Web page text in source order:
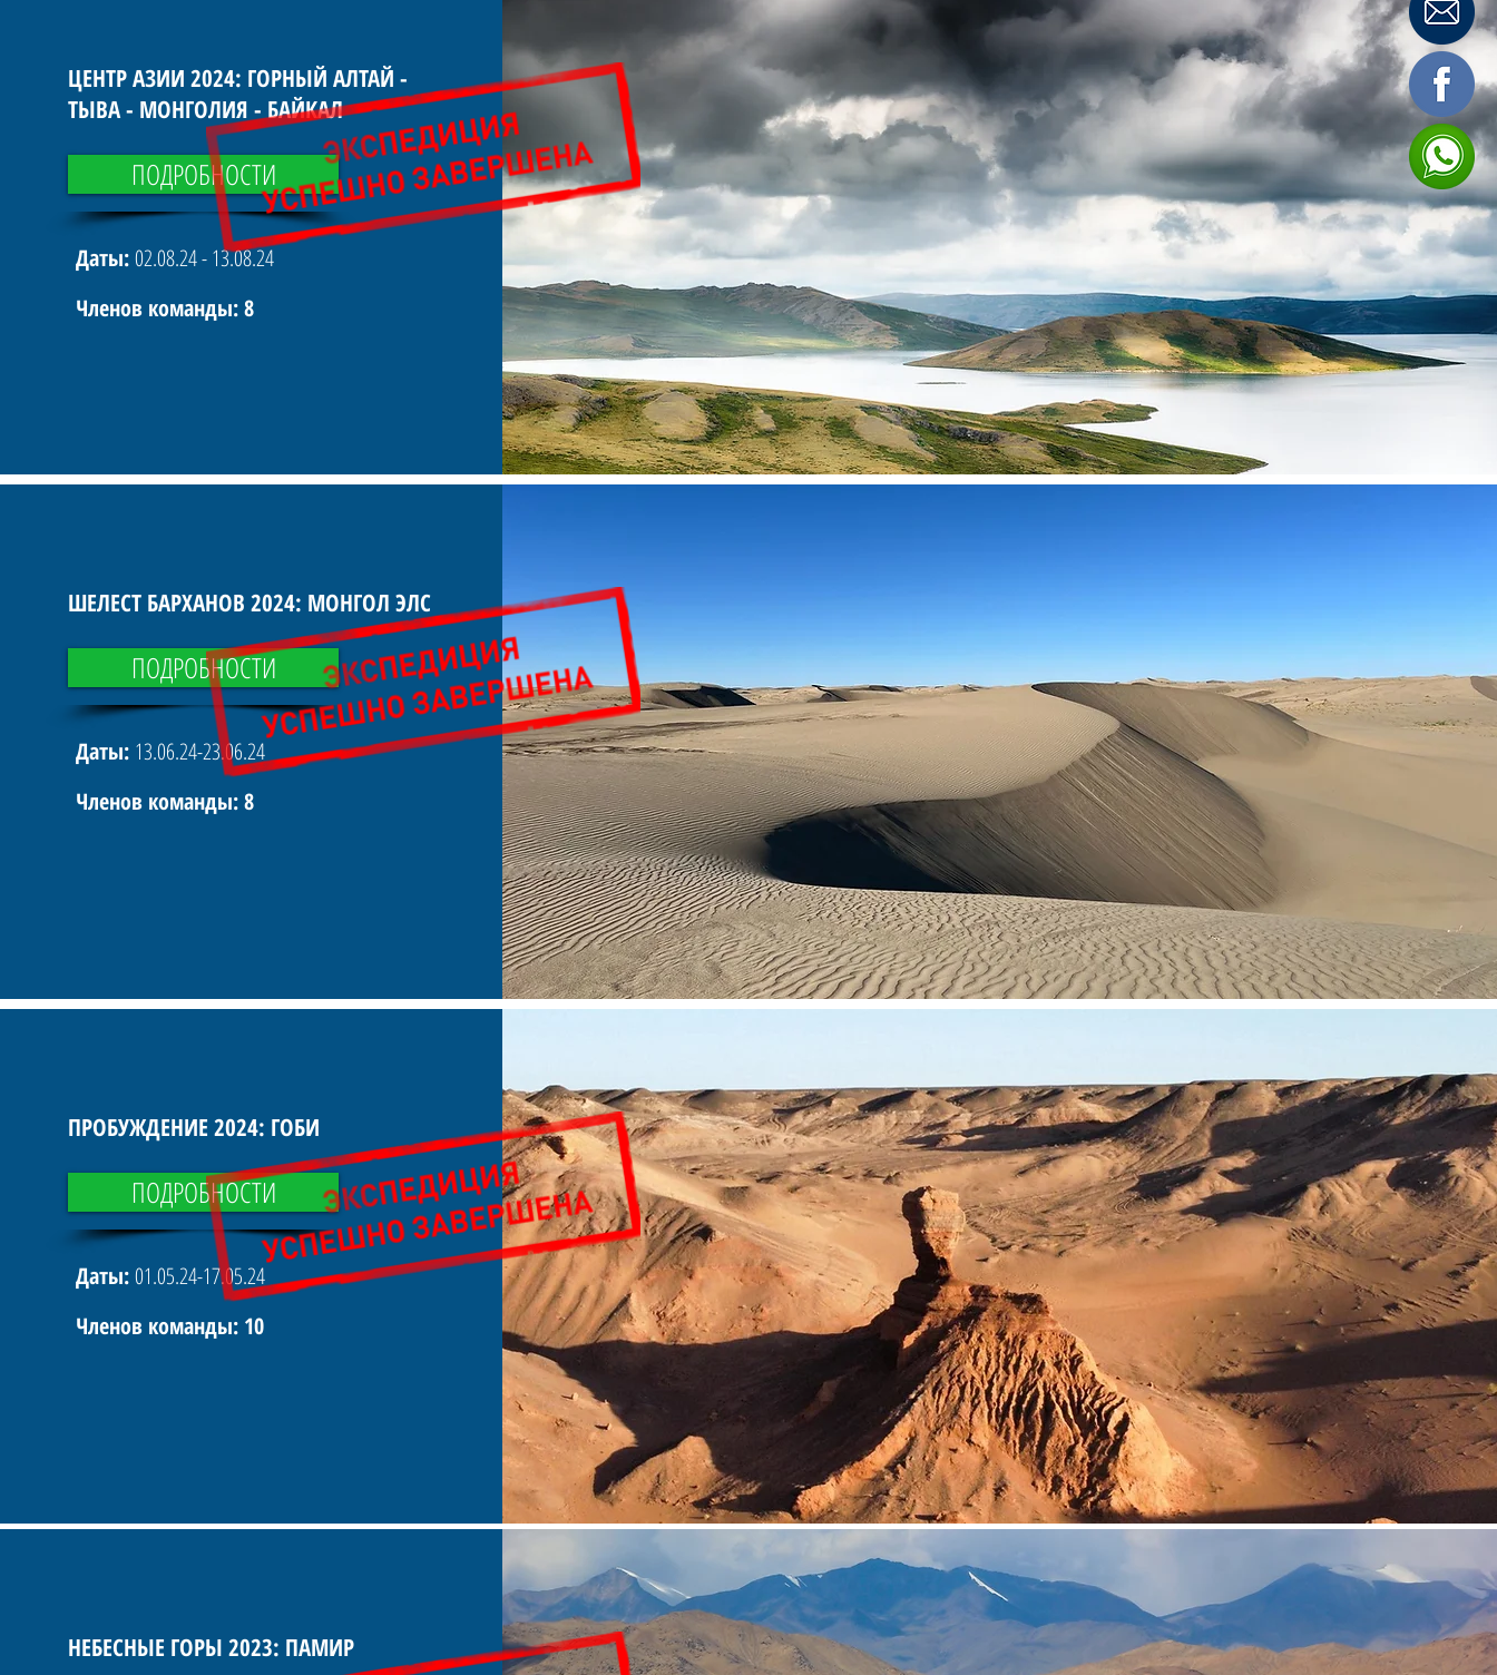
ЦЕНТР АЗИИ 2024: ГОРНЫЙ АЛТАЙ -
ТЫВА - МОНГОЛИЯ - БАЙКАЛ
ПОДРОБНОСТИ
Даты:02.08.24 - 13.08.24
Членов команды: 8
ШЕЛЕСТ БАРХАНОВ 2024: МОНГОЛ ЭЛС
ПОДРОБНОСТИ
Даты: 13.06.24-23.06.24
Членов команды: 8
ПРОБУЖДЕНИЕ 2024: ГОБИ
ПОДРОБНОСТИ
Даты:01.05.24-17.05.24
Членов команды: 10
НЕБЕСНЫЕ ГОРЫ 2023: ПАМИР